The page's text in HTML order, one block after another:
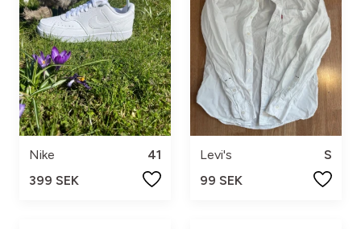
Nike
41
399 SEK
Levi's
S
99 SEK